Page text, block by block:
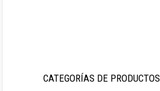
CATEGORÍAS DE PRODUCTOS